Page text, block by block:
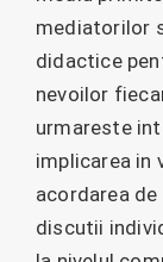
mediatorilor
didactice
nevoilor
urmareste
implicarea in
acordarea
discutii